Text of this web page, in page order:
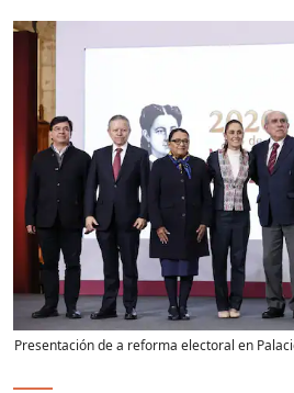
Presentación de a reforma electoral en